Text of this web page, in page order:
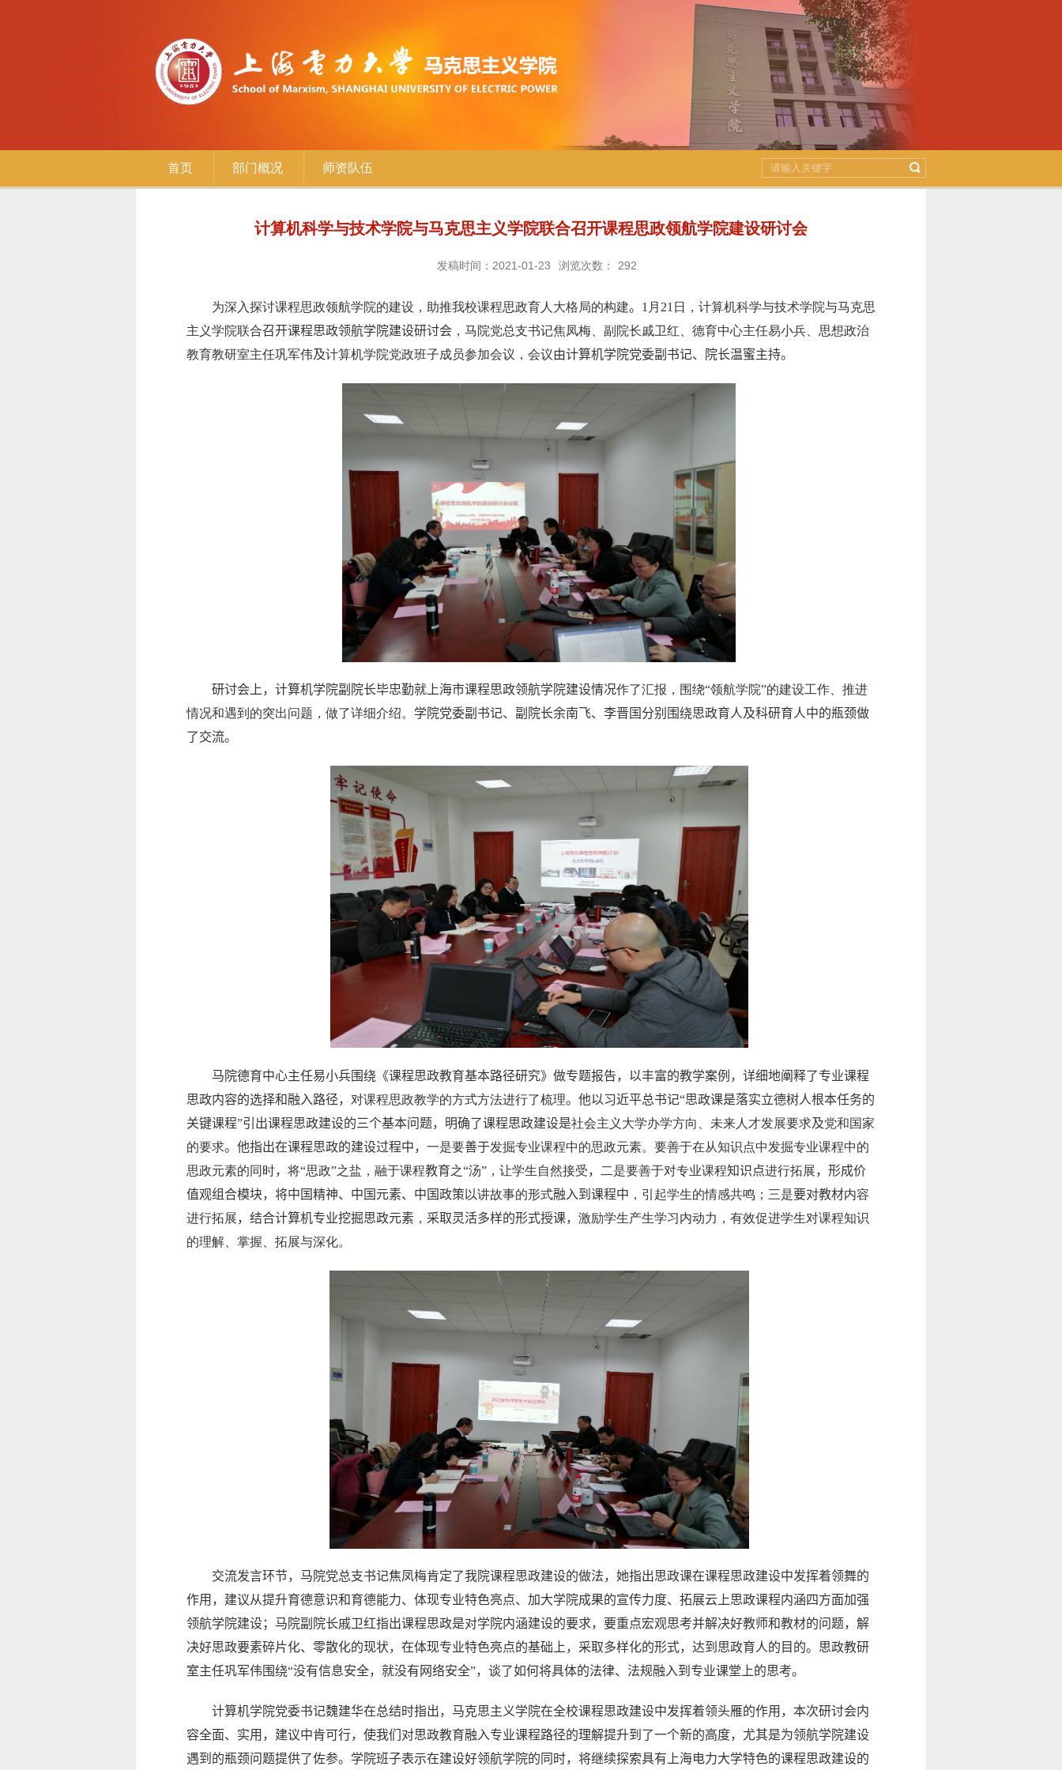
首页 部门概况 师资队伍
计算机科学与技术学院与马克思主义学院联合召开课程思政领航学院建设研讨会
发稿时间：2021-01-23 浏览次数： 292
为深入探讨课程思政领航学院的建设，助推我校课程思政育人大格局的构建。 1 月 21 日，计算机科学与技术学院与马克思
主义学院联合召开课程思政领航学院建设研讨会，马院党总支书记焦凤梅、副院长戚卫红、德育中心主任易小兵、思想政治
教育教研室主任巩军伟及计算机学院党政班子成员参加会议，会议由计算机学院党委副书记、院长温蜜主持。
研讨会上，计算机学院副院长毕忠勤就上海市课程思政领航学院建设情况作了汇报，围绕“领航学院”的建设工作、推进
情况和遇到的突出问题，做了详细介绍。 学院党委副书记、副院长余南飞、李晋国分别围绕思政育人及科研育人中的瓶颈做
了交流。
马院德育中心主任易小兵围绕《课程思政教育基本路径研究》做专题报告，以丰富的教学案例，详细地阐释了专业课程
思政内容的选择和融入路径， 对课程思政教学的方式方法进行了梳理。他以习近平总书记“思政课是落实立德树人根本任务的
关键课程”引出课程思政建设的三个基本问题，明确了课程思政建设是社会主义大学办学方向、未来人才发展要求及党和国家
的要求。他指出在课程思政的建设过程中， 一是要善于发掘专业课程中的思政元素。要善于在从知识点中发掘专业课程中的
思政元素的同时， 将“思政”之盐，融于课程教育之“汤”，让学生自然接受， 二是要善于对专业课程知识点进行拓展， 形成价
值观组合模块，将中国精神、中国元素、中国政策 以讲故事的形式融入到课程中 ，引起学生的情感共鸣；三是要对教材内容
进行拓展， 结合计算机专业挖掘思政元素， 采取灵活多样的形式授课， 激励学生产生学习内动力，有效促进学生对课程知识
的理解、掌握、拓展与深化。
交流发言环节，马院党总支书记焦凤梅肯定了我院课程思政建设的做法，她指出思政课在课程思政建设中发挥着领舞的
作用，建议从提升育德意识和育德能力、体现专业特色亮点、加大学院成果的宣传力度、拓展云上思政课程内涵四方面加强
领航学院建设；马院副院长戚卫红指出课程思政是对学院内涵建设的要求，要重点宏观思考并解决好教师和教材的问题，解
决好思政要素碎片化、零散化的现状，在体现专业特色亮点的基础上，采取多样化的形式，达到思政育人的目的。思政教研
室主任巩军伟围绕“没有信息安全，就没有网络安全”，谈了如何将具体的法律、法规融入到专业课堂上的思考。
计算机学院党委书记魏建华在总结时指出，马克思主义学院在全校课程思政建设中发挥着领头雁的作用，本次研讨会内
容全面、实用，建议中肯可行，使我们对思政教育融入专业课程路径的理解提升到了一个新的高度，尤其是为领航学院建设
遇到的瓶颈问题提供了佐参。学院班子表示在建设好领航学院的同时，将继续探索具有上海电力大学特色的课程思政建设的